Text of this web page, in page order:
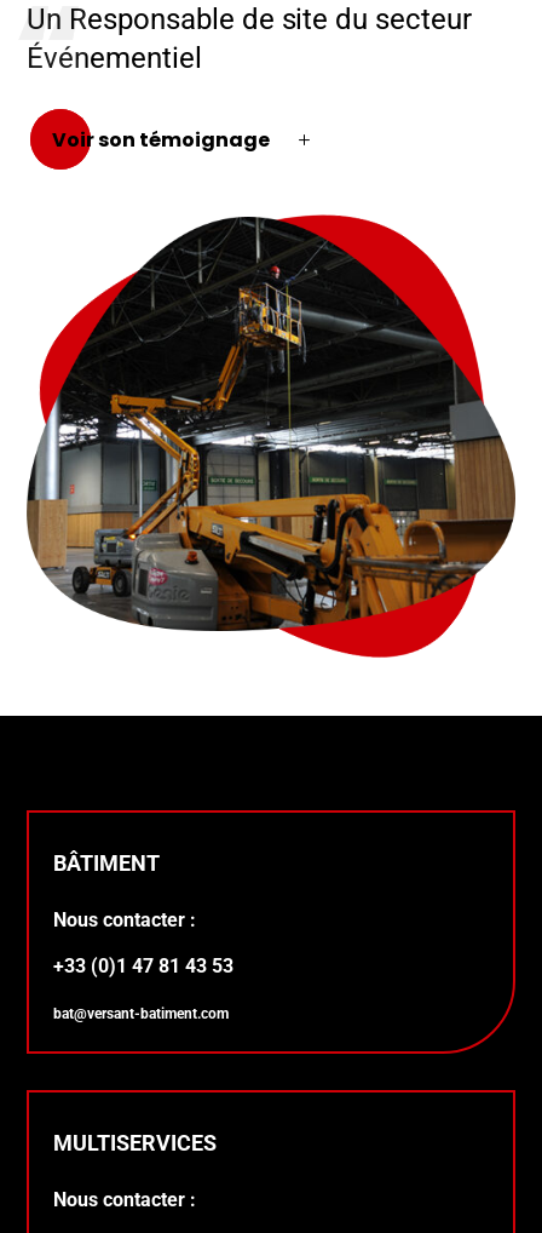
Un Responsable de site du secteur
Événementiel
Voir son témoignage
BÂTIMENT
Nous contacter :
+33 (0)1 47 81 43 53
bat@versant-batiment.com
MULTISERVICES
Nous contacter :